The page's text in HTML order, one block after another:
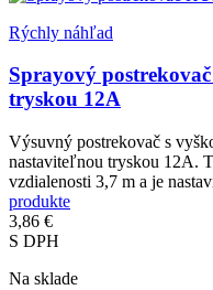
Rýchly náhľad
Sprayový
tryskou 12A
Výsuvný postrekovač s
nastaviteľnou tryskou 12A.
vzdialenosti 3,7 m a je
produkte
3,86 €
S DPH
Na sklade